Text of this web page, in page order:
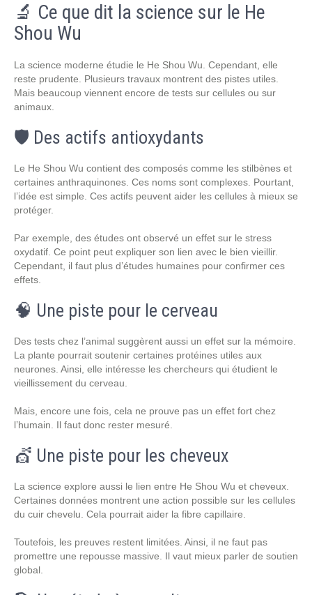
🔬 Ce que dit la science sur le He
Shou Wu
La science moderne étudie le He Shou Wu. Cependant, elle
reste prudente. Plusieurs travaux montrent des pistes utiles.
Mais beaucoup viennent encore de tests sur cellules ou sur
animaux.
🛡️ Des actifs antioxydants
Le He Shou Wu contient des composés comme les stilbènes et
certaines anthraquinones. Ces noms sont complexes. Pourtant,
l’idée est simple. Ces actifs peuvent aider les cellules à mieux se
protéger.
Par exemple, des études ont observé un effet sur le stress
oxydatif. Ce point peut expliquer son lien avec le bien vieillir.
Cependant, il faut plus d’études humaines pour confirmer ces
effets.
🧠 Une piste pour le cerveau
Des tests chez l’animal suggèrent aussi un effet sur la mémoire.
La plante pourrait soutenir certaines protéines utiles aux
neurones. Ainsi, elle intéresse les chercheurs qui étudient le
vieillissement du cerveau.
Mais, encore une fois, cela ne prouve pas un effet fort chez
l’humain. Il faut donc rester mesuré.
💇 Une piste pour les cheveux
La science explore aussi le lien entre He Shou Wu et cheveux.
Certaines données montrent une action possible sur les cellules
du cuir chevelu. Cela pourrait aider la fibre capillaire.
Toutefois, les preuves restent limitées. Ainsi, il ne faut pas
promettre une repousse massive. Il vaut mieux parler de soutien
global.